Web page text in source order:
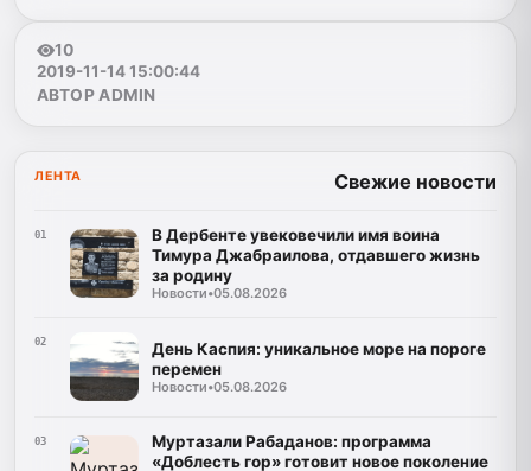
10
2019-11-14 15:00:44
АВТОР ADMIN
ЛЕНТА Свежие новости
01
В Дербенте увековечили имя воина
Тимура Джабраилова, отдавшего жизнь
за родину
Новости•05.08.2026
02
День Каспия: уникальное море на пороге
перемен
Новости•05.08.2026
03
Муртазали Рабаданов: программа
«Доблесть гор» готовит новое поколение